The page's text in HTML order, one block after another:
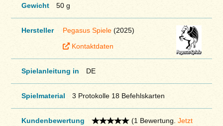
Gewicht 50 g
Hersteller Pegasus Spiele(2025)
Kontaktdaten
Spielanleitung in DE
Spielmaterial 3 Protokolle 18 Befehlskarten
Kundenbewertung (1 Bewertung. Jetzt